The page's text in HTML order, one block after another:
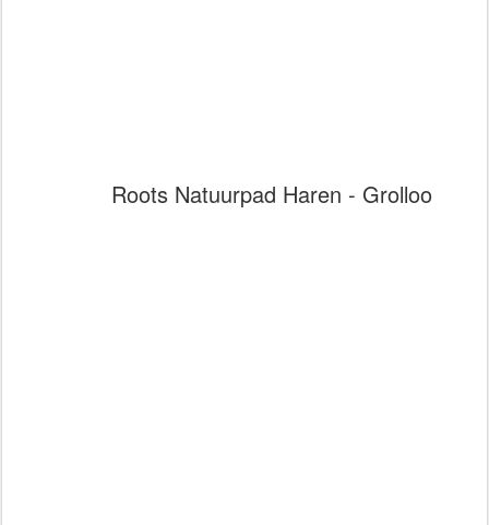
Roots Natuurpad Haren - Grolloo